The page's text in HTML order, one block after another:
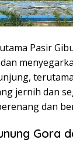
Pasir
jernih dan
dan
Gora